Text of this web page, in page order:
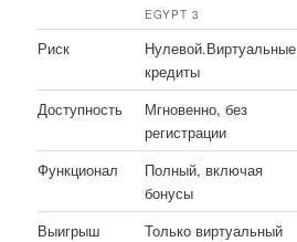
EGYPT 3
Риск
Нулевой.Виртуальные
кредиты
Доступность
Мгновенно, без
регистрации
Функционал
Полный, включая
бонусы
Выигрыш
Только виртуальный